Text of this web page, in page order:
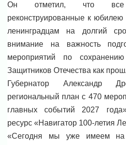
Он отметил, что все
реконструированные к юбилею
ленинградцам на долгий
внимание на важность
мероприятий по
Защитников Отечества как
Губернатор Александр
региональный план с 470
главных событий 2027
ресурс «Навигатор 100-летия
«Сегодня мы уже имеем на